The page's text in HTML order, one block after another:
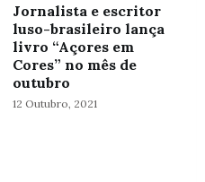
Jornalista e escritor
luso-brasileiro lança
livro “Açores em
Cores” no mês de
outubro
12 Outubro, 2021